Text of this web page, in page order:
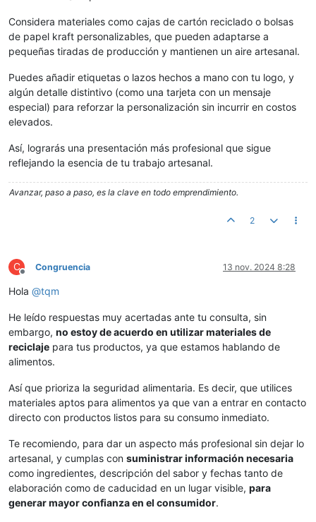
Considera materiales como cajas de cartón reciclado o bolsas
de papel kraft personalizables, que pueden adaptarse a
pequeñas tiradas de producción y mantienen un aire artesanal.
Puedes añadir etiquetas o lazos hechos a mano con tu logo, y
algún detalle distintivo (como una tarjeta con un mensaje
especial) para reforzar la personalización sin incurrir en costos
elevados.
Así, lograrás una presentación más profesional que sigue
reflejando la esencia de tu trabajo artesanal.
Avanzar, paso a paso, es la clave en todo emprendimiento.
2
C
Desconectado
Congruencia 13 nov. 2024 8:28
Hola @tqm
He leído respuestas muy acertadas ante tu consulta, sin
embargo, no estoy de acuerdo en utilizar materiales de
reciclaje para tus productos, ya que estamos hablando de
alimentos.
Así que prioriza la seguridad alimentaria. Es decir, que utilices
materiales aptos para alimentos ya que van a entrar en contacto
directo con productos listos para su consumo inmediato.
Te recomiendo, para dar un aspecto más profesional sin dejar lo
artesanal, y cumplas con suministrar información necesaria
como ingredientes, descripción del sabor y fechas tanto de
elaboración como de caducidad en un lugar visible, para
generar mayor confianza en el consumidor.